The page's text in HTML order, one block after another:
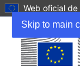
Skip to main
Web oficial de